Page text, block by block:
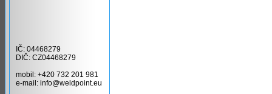
IČ: 04468279
DIČ: CZ04468279
mobil: +420 732 201 981
e-mail: info@weldpoint.eu